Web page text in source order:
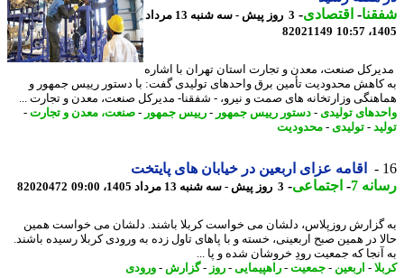
-اقتصادی-
3 روز پیش - سه شنبه 13 مرداد
82021149
صنعت، معدن و تجارت استان تهران با اشاره
محدودیت تأمین برق واحدهای تولیدی گفت: با دستور رییس جمهور و
وزارتخانه های صمت و نیرو، - شفقنا- مدیرکل صنعت، معدن و تجارت ...
تولیدی-دستور رییس جمهور-رییس جمهور-صنعت، معدن و تجارت-
-تولیدی-محدودیت
اقامه عزای اربعین در خیابان های پایتخت
7
-اجتماعی-3 روز پیش - سه شنبه 13 مرداد 1405، 09:00 82020472
روزپلاس، دلشان می خواست کربلا باشند. دلشان می خواست همین
در همین صبح اربعینی، خسته و با پاهای تاول زده به ورودی کربلا رسیده باشند.
که جمعیت رودِ خروشان شده و پا ...
- اربعین -جمعیت-راهپیمایی-روز- گزارش -ورودی